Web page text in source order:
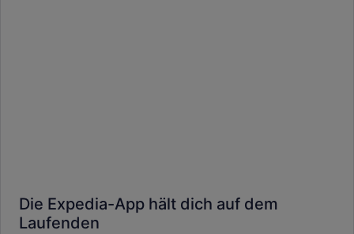
Die Expedia-App hält dich auf dem
Laufenden